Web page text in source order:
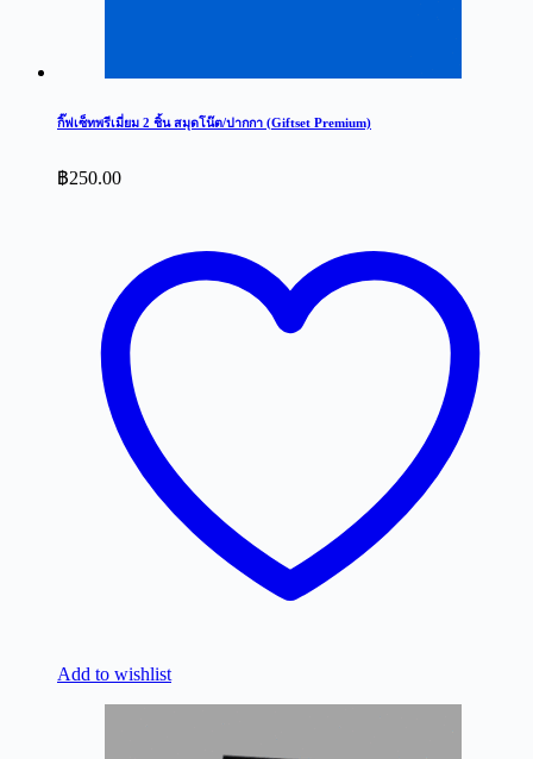
กิ๊ฟเซ็ทพรีเมี่ยม 2 ชิ้น สมุดโน๊ต/ปากกา (Giftset Premium)
฿250.00
Add to wishlist